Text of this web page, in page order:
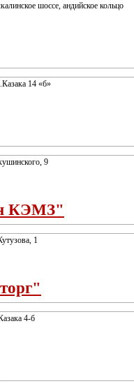
шоссе, андийское кольцо
14 «б»
9
КЭМЗ"
1
4-б